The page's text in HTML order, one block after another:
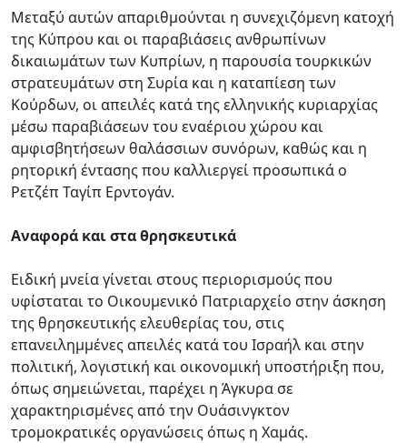
Μεταξύ αυτών απαριθμούνται η συνεχιζόμενη κατοχή
της Κύπρου και οι παραβιάσεις ανθρωπίνων
δικαιωμάτων των Κυπρίων, η παρουσία τουρκικών
στρατευμάτων στη Συρία και η καταπίεση των
Κούρδων, οι απειλές κατά της ελληνικής κυριαρχίας
μέσω παραβιάσεων του εναέριου χώρου και
αμφισβητήσεων θαλάσσιων συνόρων, καθώς και η
ρητορική έντασης που καλλιεργεί προσωπικά ο
Ρετζέπ Ταγίπ Ερντογάν.
Αναφορά και στα θρησκευτικά
Ειδική μνεία γίνεται στους περιορισμούς που
υφίσταται το Οικουμενικό Πατριαρχείο στην άσκηση
της θρησκευτικής ελευθερίας του, στις
επανειλημμένες απειλές κατά του Ισραήλ και στην
πολιτική, λογιστική και οικονομική υποστήριξη που,
όπως σημειώνεται, παρέχει η Άγκυρα σε
χαρακτηρισμένες από την Ουάσινγκτον
τρομοκρατικές οργανώσεις όπως η Χαμάς.